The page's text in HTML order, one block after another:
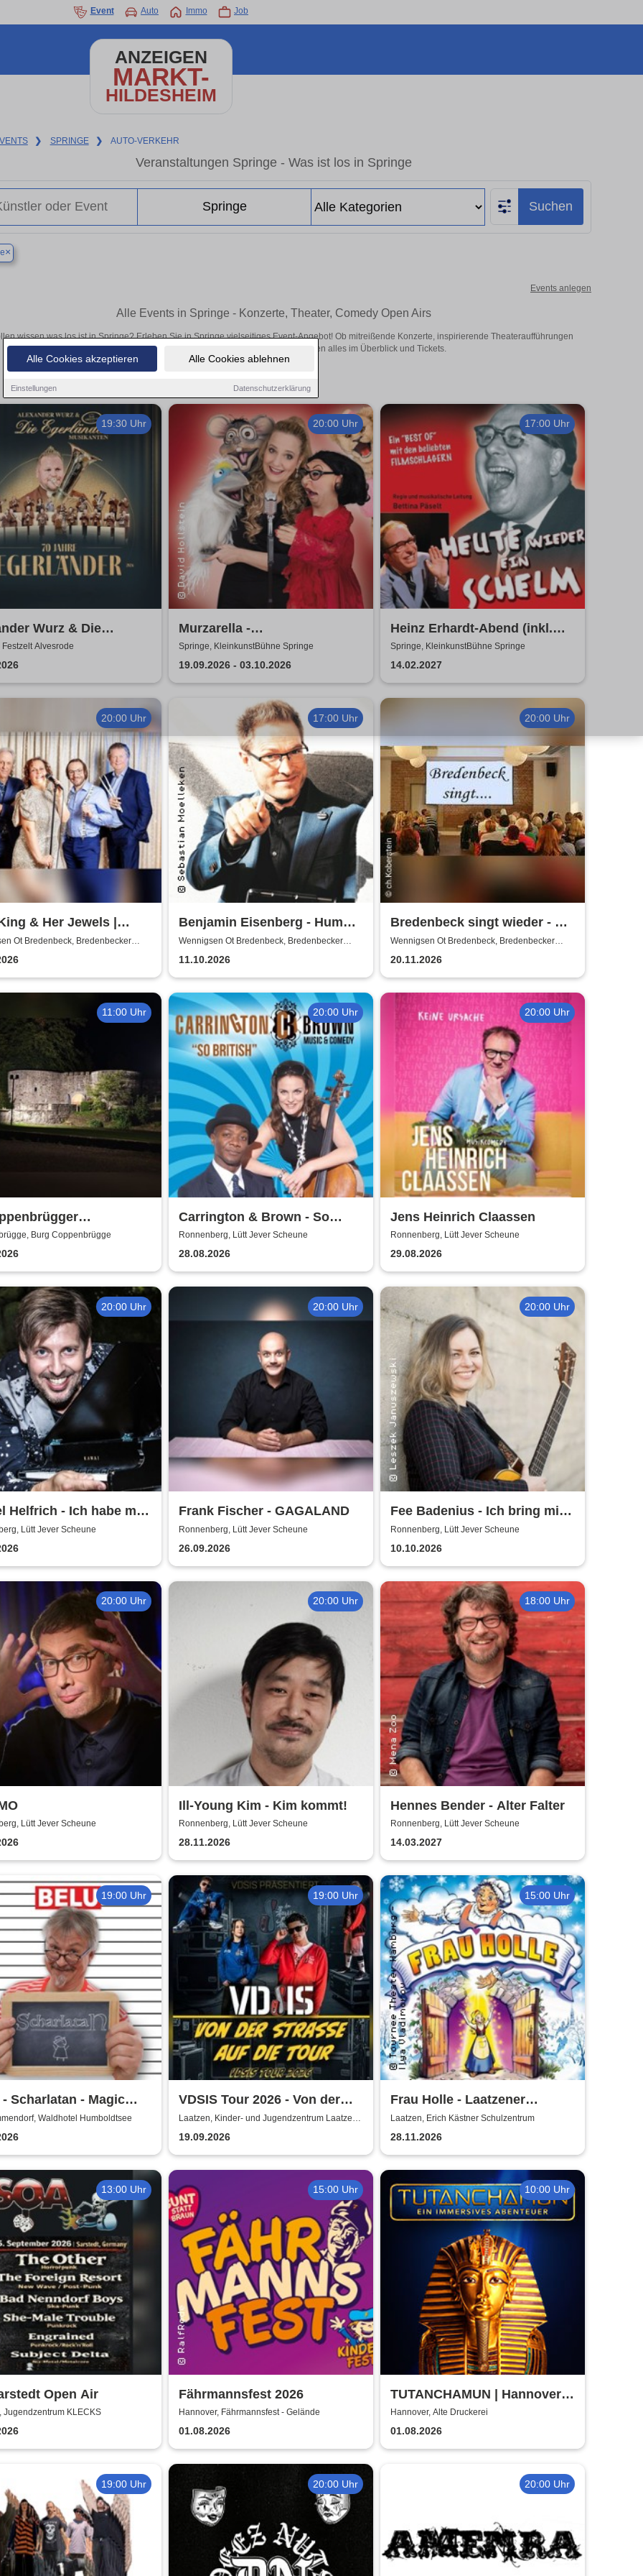
Alle Cookies akzeptieren Alle Cookies ablehnen
Einstellungen Datenschutzerklärung
Event Auto Immo Job
ANZEIGEN
MARKT-
HILDESHEIM
❯ SPRINGE ❯ AUTO-VERKEHR
Veranstaltungen Springe - Was ist los in Springe
Suchen
×
Events anlegen
Alle Events in Springe - Konzerte, Theater, Comedy Open Airs
wissen was los ist in Springe? Erleben Sie in Springe vielseitiges Event-Angebot! Ob mitreißende Konzerte, inspirierende Theateraufführungen
oder aufregende Veranstaltungen in Springe – hier finden alles im Überblick und Tickets.
19:30 Uhr
Wurz & Die
Musikanten - Das
Alvesrode
20:00 Uhr
Murzarella -
Bauchgesänge...Best Of
Springe, KleinkunstBühne Springe
19.09.2026 - 03.10.2026
17:00 Uhr
Heinz Erhardt-Abend (inkl.
Getränke)
Springe, KleinkunstBühne Springe
14.02.2027
20:00 Uhr
& Her Jewels |
Boogie-Woogie, Rock
Soul
Ot Bredenbeck, Bredenbecker
17:00 Uhr
Benjamin Eisenberg - Humor-
Offensive
Wennigsen Ot Bredenbeck, Bredenbecker
11.10.2026
20:00 Uhr
Bredenbeck singt wieder - mit
Joachim Buthe
Wennigsen Ot Bredenbeck, Bredenbecker
20.11.2026
11:00 Uhr
- Das Mittelalter
Burg Coppenbrügge
20:00 Uhr
Carrington & Brown - So
Beritsh
Ronnenberg, Lütt Jever Scheune
28.08.2026
20:00 Uhr
Jens Heinrich Claassen
Ronnenberg, Lütt Jever Scheune
29.08.2026
20:00 Uhr
Helfrich - Ich habe mir
noch gefehlt
Lütt Jever Scheune
20:00 Uhr
Frank Fischer - GAGALAND
Ronnenberg, Lütt Jever Scheune
26.09.2026
20:00 Uhr
Fee Badenius - Ich bring mich
ganz groß raus
Ronnenberg, Lütt Jever Scheune
10.10.2026
20:00 Uhr
Lütt Jever Scheune
20:00 Uhr
Ill-Young Kim - Kim kommt!
Ronnenberg, Lütt Jever Scheune
28.11.2026
18:00 Uhr
Hennes Bender - Alter Falter
Ronnenberg, Lütt Jever Scheune
14.03.2027
19:00 Uhr
- Scharlatan - Magic
Dinner
Waldhotel Humboldtsee
19:00 Uhr
VDSIS Tour 2026 - Von der
Strasse auf die Tour
Laatzen, Kinder- und Jugendzentrum Laatzen
19.09.2026
15:00 Uhr
Frau Holle - Laatzener
Weihnachtsmärchen 2026
Laatzen, Erich Kästner Schulzentrum
28.11.2026
13:00 Uhr
Open Air
Jugendzentrum KLECKS
15:00 Uhr
Fährmannsfest 2026
Hannover, Fährmannsfest - Gelände
01.08.2026
10:00 Uhr
TUTANCHAMUN | Hannover |
Flex-/Geschenktickets
Hannover, Alte Druckerei
01.08.2026
19:00 Uhr 20:00 Uhr 20:00 Uhr